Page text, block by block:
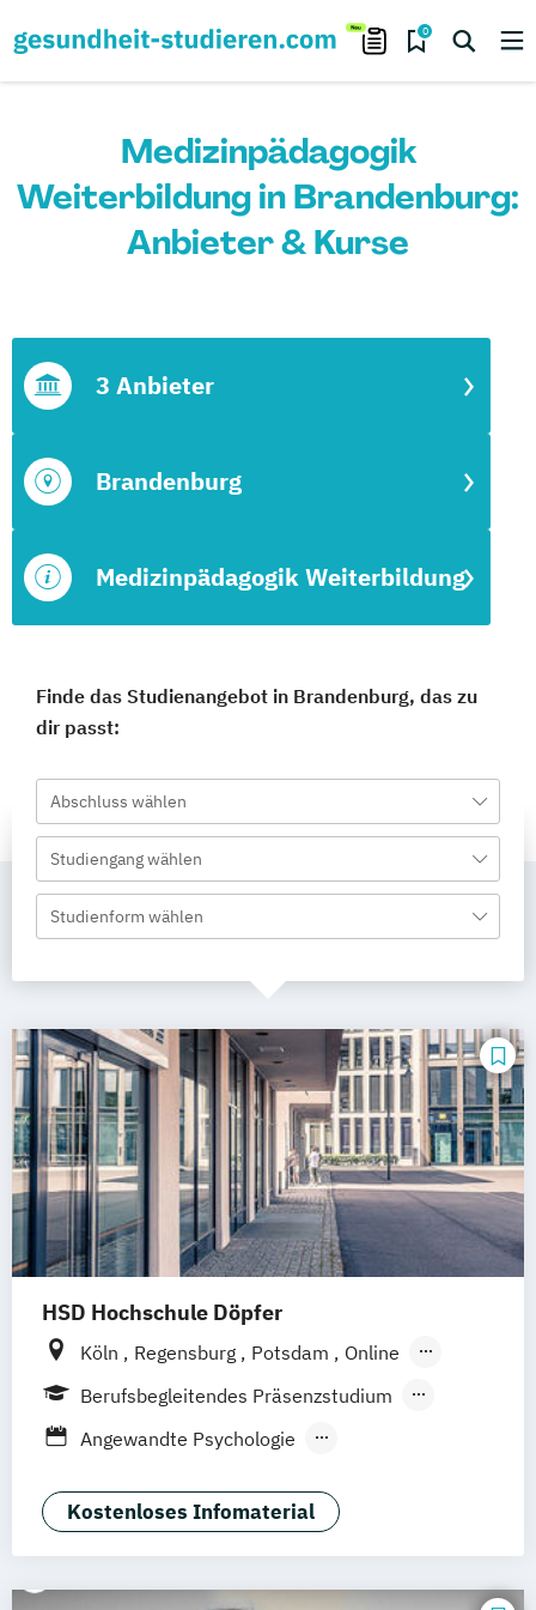
0
Medizinpädagogik
Weiterbildung in Brandenburg:
Anbieter & Kurse
Medizinpädagogik Weiterbildung
Brandenburg
3 Anbieter
Finde das Studienangebot in Brandenburg, das zu
dir passt:
Abschluss wählen
Studiengang wählen
Studienform wählen
HSD Hochschule Döpfer
Köln Regensburg Potsdam
Online
Hamburg
Berufsbegleitendes Präsenzstudium
Vollzeit
Duales Studium
Berufsbegleitender Präsenzlehrgang
Angewandte Psychologie
Bildung und Erziehung in der Kindheit
Ernährungspsychologie
Kostenloses Infomaterial